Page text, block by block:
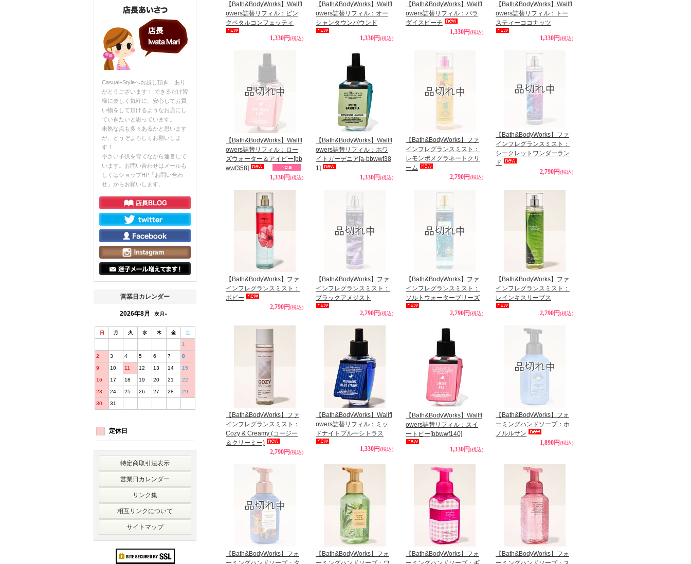
Casual+Styleへお越し頂き、あり
がとうございます！ できるだけ皆
様に楽しく気軽に、安心してお買
い物をして頂けるようなお店にし
ていきたいと思っています。
未熟な点も多々あるかと思います
が、どうぞよろしくお願いしま
す！
小さい子供を育てながら運営して
います。お問い合わせはメールも
しくはショップHP「お問い合わ
せ」からお願いします。
営業日カレンダー
2026年8月 次月»
日 月 火 水 木 金 土
1
2 3 4 5 6 7 8
9 10 11 12 13 14 15
16 17 18 19 20 21 22
23 24 25 26 27 28 29
30 31
定休日
特定商取引法表示
営業日カレンダー
リンク集
相互リンクについて
サイトマップ
【Bath&BodyWorks】Wallfl
owers詰替リフィル：ピン
クペタルコンフェッティ
1,330円(税込)
【Bath&BodyWorks】Wallfl
owers詰替リフィル：オー
シャンタウンバウンド
1,330円(税込)
【Bath&BodyWorks】Wallfl
owers詰替リフィル：パラ
ダイスピーチ
1,330円(税込)
【Bath&BodyWorks】Wallfl
owers詰替リフィル：トー
スティーココナッツ
1,330円(税込)
【Bath&BodyWorks】Wallfl
owers詰替リフィル：ロー
ズウォーター＆アイビー [bb
wwf358]
1,330円(税込)
【Bath&BodyWorks】Wallfl
owers詰替リフィル：ホワ
イトガーデニア [a-bbwwf38
1]
1,330円(税込)
【Bath&BodyWorks】ファ
インフレグランスミスト：
レモンポメグラネートクリ
ーム
2,790円(税込)
【Bath&BodyWorks】ファ
インフレグランスミスト：
シークレットワンダーラン
ド
2,790円(税込)
【Bath&BodyWorks】ファ
インフレグランスミスト：
ポピー
2,790円(税込)
【Bath&BodyWorks】ファ
インフレグランスミスト：
ブラックアメジスト
2,790円(税込)
【Bath&BodyWorks】ファ
インフレグランスミスト：
ソルトウォーターブリーズ
2,790円(税込)
【Bath&BodyWorks】ファ
インフレグランスミスト：
レインキスリーブス
2,790円(税込)
【Bath&BodyWorks】ファ
インフレグランスミスト：
Cozy & Creamy (コージー
＆クリーミー)
2,790円(税込)
【Bath&BodyWorks】Wallfl
owers詰替リフィル：ミッ
ドナイトブルーシトラス
1,330円(税込)
【Bath&BodyWorks】Wallfl
owers詰替リフィル：スイ
ートピー [bbwwf140]
1,330円(税込)
【Bath&BodyWorks】フォ
ーミングハンドソープ：ホ
ノルルサン
1,890円(税込)
【Bath&BodyWorks】フォ
【Bath&BodyWorks】フォ
【Bath&BodyWorks】フォ
【Bath&BodyWorks】フォ